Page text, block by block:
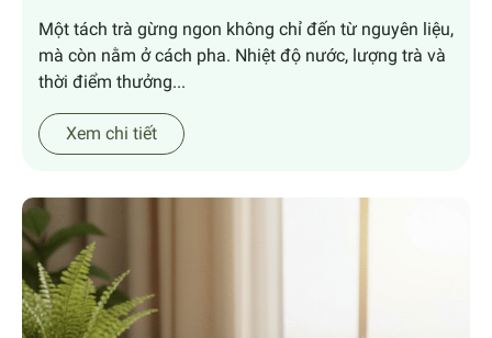
Một tách trà gừng ngon không chỉ đến từ nguyên liệu,
mà còn nằm ở cách pha. Nhiệt độ nước, lượng trà và
thời điểm thưởng...
Xem chi tiết